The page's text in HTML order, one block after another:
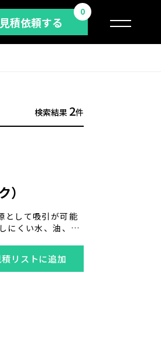
見積依頼する
0
検索結果 2件
）
として吸引が可能
にくい水、油、ヘ
フィルターを備
力と消音設計を兼
積リストに追加